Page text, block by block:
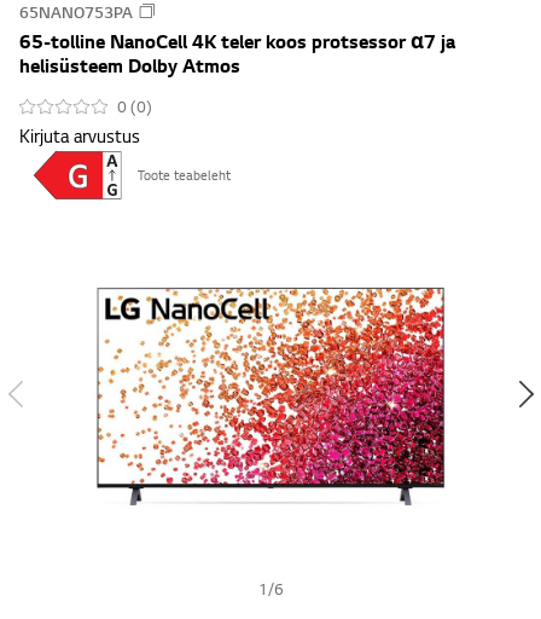
65NANO753PA
65-tolline NanoCell 4K teler koos protsessor α7 ja
helisüsteem Dolby Atmos
0 (0)
Kirjuta arvustus
Toote teabeleht
1 /6